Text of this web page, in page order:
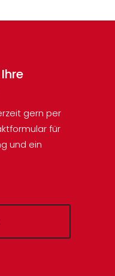
gern per
für
und ein